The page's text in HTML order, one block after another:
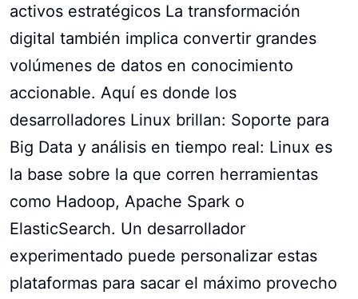
activos estratégicos La transformación
digital también implica convertir grandes
volúmenes de datos en conocimiento
accionable. Aquí es donde los
desarrolladores Linux brillan: Soporte para
Big Data y análisis en tiempo real: Linux es
la base sobre la que corren herramientas
como Hadoop, Apache Spark o
ElasticSearch. Un desarrollador
experimentado puede personalizar estas
plataformas para sacar el máximo provecho